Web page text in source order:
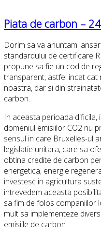
Piata de carbon –
Dorim sa va anuntam
standardului de certificare
propune sa fie un cod de
transparent, astfel incat cat
noastra, dar si din
carbon.
In aceasta perioada
domeniul emisiilor CO2 nu
sensul in care Bruxelles-ul
legislatie unitara, care sa
obtina credite de carbon
energetica, energie
investesc in agricultura
intrevedem aceasta
sa fim de folos companiilor
mult sa implementeze
emisiile de carbon.